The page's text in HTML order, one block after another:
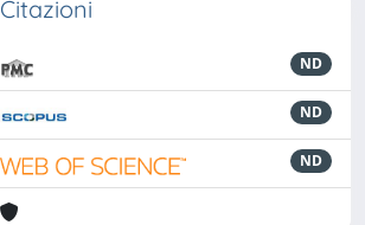
Citazioni
ND
ND
ND